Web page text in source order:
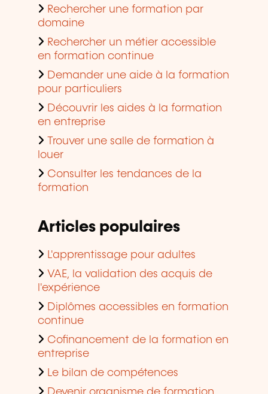
Rechercher une formation par
domaine
Rechercher un métier accessible
en formation continue
Demander une aide à la formation
pour particuliers
Découvrir les aides à la formation
en entreprise
Trouver une salle de formation à
louer
Consulter les tendances de la
formation
Articles populaires
L'apprentissage pour adultes
VAE, la validation des acquis de
l'expérience
Diplômes accessibles en formation
continue
Cofinancement de la formation en
entreprise
Le bilan de compétences